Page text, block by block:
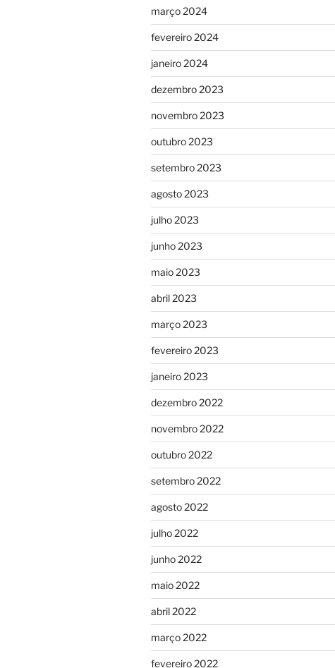
março 2024
fevereiro 2024
janeiro 2024
dezembro 2023
novembro 2023
outubro 2023
setembro 2023
agosto 2023
julho 2023
junho 2023
maio 2023
abril 2023
março 2023
fevereiro 2023
janeiro 2023
dezembro 2022
novembro 2022
outubro 2022
setembro 2022
agosto 2022
julho 2022
junho 2022
maio 2022
abril 2022
março 2022
fevereiro 2022